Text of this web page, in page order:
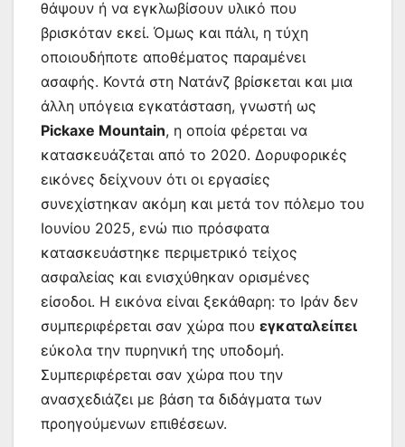
θάψουν ή να εγκλωβίσουν υλικό που
βρισκόταν εκεί. Όμως και πάλι, η τύχη
οποιουδήποτε αποθέματος παραμένει
ασαφής. Κοντά στη Νατάνζ βρίσκεται και μια
άλλη υπόγεια εγκατάσταση, γνωστή ως
Pickaxe Mountain, η οποία φέρεται να
κατασκευάζεται από το 2020. Δορυφορικές
εικόνες δείχνουν ότι οι εργασίες
συνεχίστηκαν ακόμη και μετά τον πόλεμο του
Ιουνίου 2025, ενώ πιο πρόσφατα
κατασκευάστηκε περιμετρικό τείχος
ασφαλείας και ενισχύθηκαν ορισμένες
είσοδοι. Η εικόνα είναι ξεκάθαρη: το Ιράν δεν
συμπεριφέρεται σαν χώρα που εγκαταλείπει
εύκολα την πυρηνική της υποδομή.
Συμπεριφέρεται σαν χώρα που την
ανασχεδιάζει με βάση τα διδάγματα των
προηγούμενων επιθέσεων.